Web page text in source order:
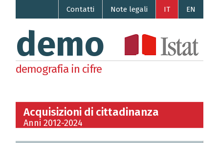
EN
IT
Note legali
Contatti
demo
demografia in cifre
Acquisizioni di cittadinanza
Anni 2012-2024